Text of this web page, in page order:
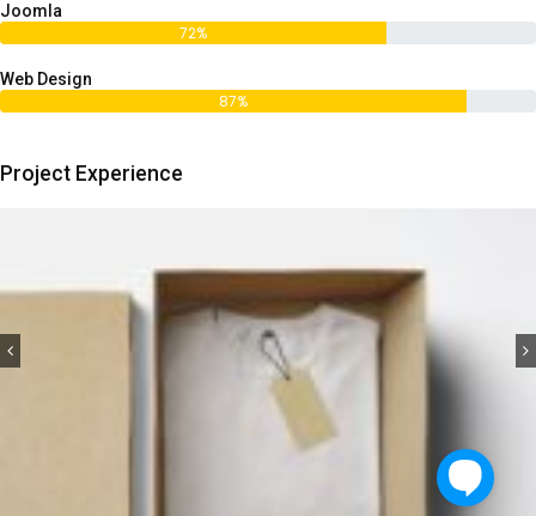
Joomla
72%
Web Design
87%
Project Experience